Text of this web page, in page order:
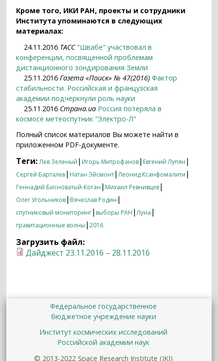
Кроме того, ИКИ РАН, проекты и сотрудники
Института упоминаются в следующих
материалах:
24.11.2016 ТАСС "Швабе" участвовал в
конференции, посвященной проблемам
дистанционного зондирования Земли
25.11.2016 Газета «Поиск» № 47(2016) Фактор
стабильности. Российская и французская
академии подчеркнули роль науки
25.11.2016 Страна.ua Россия потеряла в
космосе метеоспутник "Электро-Л"
Полный список материалов Вы можете найти в
приложенном PDF-документе.
Теги:Лев Зеленый | Игорь Митрофанов| Евгений Лупян |
Сергей Барталев| Натан Эйсмонт|Леонид Ксанфомалити |
Геннадий Бисноватый-Коган | Михаил Ревнивцев|
Олег Угольников| Вячеслав Родин |
спутниковый мониторинг| выборы РАН |Луна |
гравитационные волны |2016
Загрузить файл:
Дайджест 23.11.2016 – 28.11.2016
Федеральное государственное
бюджетное учреждение науки
Институт космических исследований
Российской академии наук
© 2013-2022 Space Research Institute (IKI)